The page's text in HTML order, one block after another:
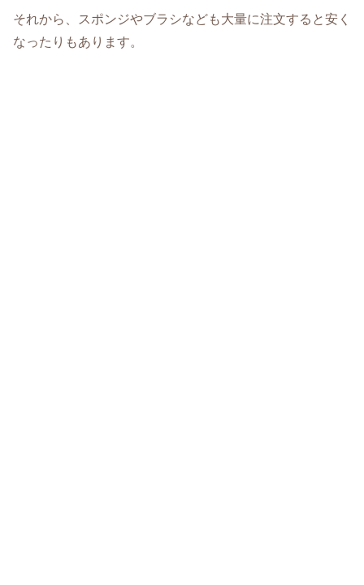
それから、スポンジやブラシなども大量に注文すると安く
なったりもあります。